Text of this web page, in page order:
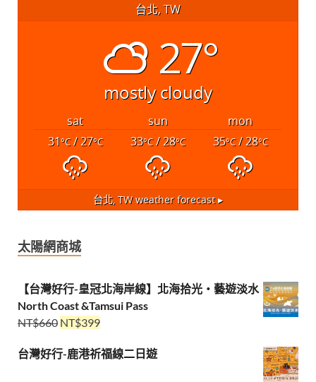
台北, TW
27°
mostly cloudy
sat sun
mon
31°C/ 27°C 33°C/ 28°C 35°C/ 28°C
台北, TWweather forecast ▸
太陽網商城
【台灣好行-皇冠北海岸線】北海拾光・藝遊淡水
North Coast &Tamsui Pass
NT$660 NT$399
台灣好行-鹿港祈福線二日遊